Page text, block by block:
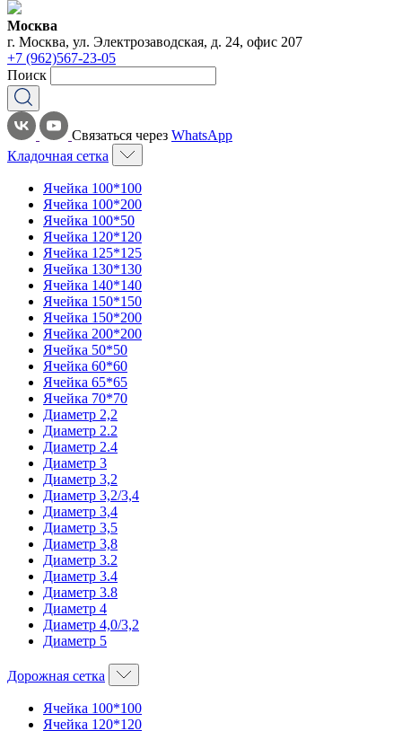
Москва
г. Москва, ул. Электрозаводская, д. 24, офис 207
+7 (962)567-23-05
Поиск
Связаться через WhatsApp
Кладочная сетка
Ячейка 100*100
Ячейка 100*200
Ячейка 100*50
Ячейка 120*120
Ячейка 125*125
Ячейка 130*130
Ячейка 140*140
Ячейка 150*150
Ячейка 150*200
Ячейка 200*200
Ячейка 50*50
Ячейка 60*60
Ячейка 65*65
Ячейка 70*70
Диаметр 2,2
Диаметр 2.2
Диаметр 2.4
Диаметр 3
Диаметр 3,2
Диаметр 3,2/3,4
Диаметр 3,4
Диаметр 3,5
Диаметр 3,8
Диаметр 3.2
Диаметр 3.4
Диаметр 3.8
Диаметр 4
Диаметр 4,0/3,2
Диаметр 5
Дорожная сетка
Ячейка 100*100
Ячейка 120*120